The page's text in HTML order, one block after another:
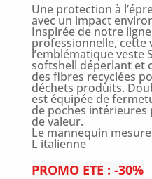
Une protection à
avec un impact
Inspirée de notre
professionnelle, cette
l’emblématique veste
softshell déperlant et
des fibres recyclées
déchets produits.
est équipée de
de poches
de valeur.
Le mannequin
L italienne
PROMO ETE : -30%